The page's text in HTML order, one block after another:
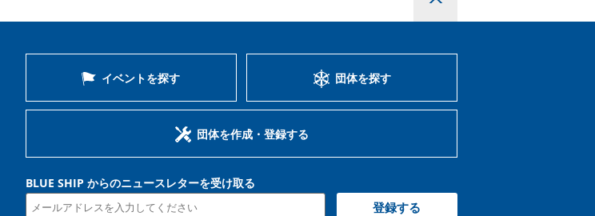
イベントを探す 団体を探す
団体を作成・登録する
BLUE SHIP からのニュースレターを受け取る